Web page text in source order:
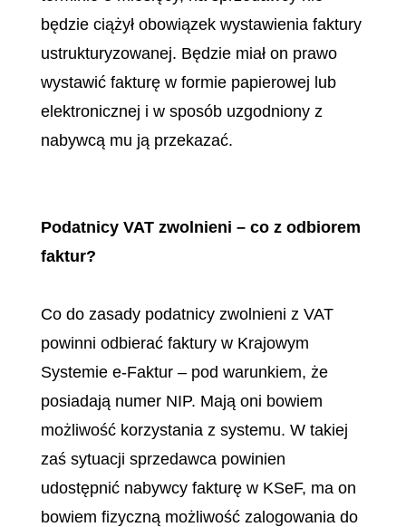
będzie ciążył obowiązek wystawienia faktury
ustrukturyzowanej. Będzie miał on prawo
wystawić fakturę w formie papierowej lub
elektronicznej i w sposób uzgodniony z
nabywcą mu ją przekazać.
Podatnicy VAT zwolnieni – co z odbiorem
faktur?
Co do zasady podatnicy zwolnieni z VAT
powinni odbierać faktury w Krajowym
Systemie e-Faktur – pod warunkiem, że
posiadają numer NIP. Mają oni bowiem
możliwość korzystania z systemu. W takiej
zaś sytuacji sprzedawca powinien
udostępnić nabywcy fakturę w KSeF, ma on
bowiem fizyczną możliwość zalogowania do